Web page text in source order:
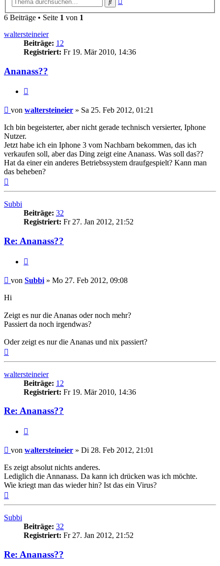
6 Beiträge • Seite 1 von 1
waltersteineier
Beiträge: 12
Registriert: Fr 19. Mär 2010, 14:36
Ananass??
Beitrag
von waltersteineier » Sa 25. Feb 2012, 01:21
Ich bin begeisterter, aber nicht gerade technisch versierter, Iphone
Nutzer.
Jetzt habe ich ein Iphone 3 vom Nachbarn bekommen, das ich
verkaufen soll, aber das Ding zeigt eine Ananass. Was soll das??
Hat da einer ein anderes Betriebssystem draufgespielt? Kann man
das beheben?
Subbi
Beiträge: 32
Registriert: Fr 27. Jan 2012, 21:52
Re: Ananass??
Beitrag
von Subbi » Mo 27. Feb 2012, 09:08
Hi
Zeigt es nur die Ananas oder noch mehr?
Passiert da noch irgendwas?
Oder zeigt es nur die Ananas und nix passiert?
waltersteineier
Beiträge: 12
Registriert: Fr 19. Mär 2010, 14:36
Re: Ananass??
Beitrag
von waltersteineier » Di 28. Feb 2012, 21:01
Es zeigt absolut nichts anderes.
Lediglich die Annanass. Da kann ich drücken was ich möchte.
Wie kriegt man das wieder hin? Ist das ein Virus?
Subbi
Beiträge: 32
Registriert: Fr 27. Jan 2012, 21:52
Re: Ananass??